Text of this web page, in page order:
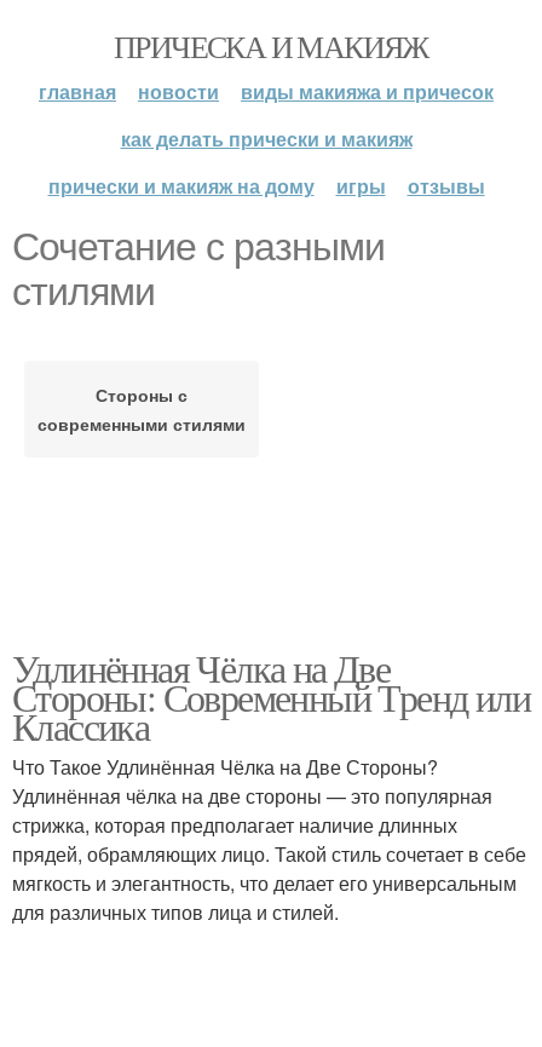
ПРИЧЕСКА И МАКИЯЖ
главная новости
виды макияжа и причесок
как делать прически и макияж
прически и макияж на дому
игры отзывы
Сочетание с разными
стилями
Стороны с
современными стилями
Удлинённая Чёлка на Две
Стороны: Современный Тренд или
Классика
Что Такое Удлинённая Чёлка на Две Стороны?
Удлинённая чёлка на две стороны — это популярная
стрижка, которая предполагает наличие длинных
прядей, обрамляющих лицо. Такой стиль сочетает в себе
мягкость и элегантность, что делает его универсальным
для различных типов лица и стилей.